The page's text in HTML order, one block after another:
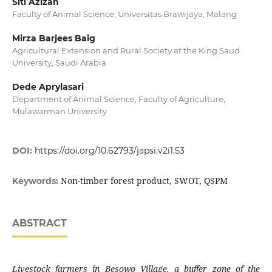
Faculty of Animal Science, Universitas Brawijaya, Malang
Mirza Barjees Baig
Agricultural Extension and Rural Society at the King Saud
University, Saudi Arabia
Dede Aprylasari
Department of Animal Science, Faculty of Agriculture,
Mulawarman University
DOI: https://doi.org/10.62793/japsi.v2i1.53
Keywords: Non-timber forest product, SWOT, QSPM
ABSTRACT
Livestock farmers in Besowo Village, a buffer zone of the